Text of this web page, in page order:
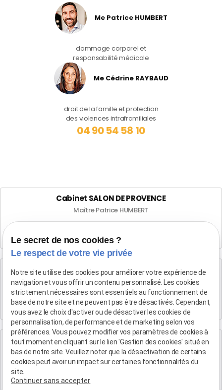
Me Patrice HUMBERT
dommage corporel et
responsabilité médicale
Me Cédrine RAYBAUD
droit de la famille et protection
des violences intraframiliales
04 90 54 58 10
Cabinet SALON DE PROVENCE
Maître Patrice HUMBERT
13300 SALON-DE-PROVENCE
Cabinet d'Aix-en-Provence
Maître Patrice HUMBERT
4 rue du Quatre-Septembre
13100 AIX EN PROVENCE
Cabinet de Marseille
Maître Patrice HUMBERT
13015 MARSEILLE
Le secret de nos cookies ?
Le respect de votre vie privée
Notre site utilise des cookies pour améliorer votre expérience de
navigation et vous offrir un contenu personnalisé. Les cookies
strictement nécessaires sont essentiels au fonctionnement de
base de notre site et ne peuvent pas être désactivés. Cependant,
vous avez le choix d'activer ou de désactiver les cookies de
personnalisation, de performance et de marketing selon vos
préférences. Vous pouvez modifier vos paramètres de cookies à
tout moment en cliquant sur le lien 'Gestion des cookies' situé en
bas de notre site. Veuillez noter que la désactivation de certains
cookies peut avoir un impact sur certaines fonctionnalités du
site.
Continuer sans accepter